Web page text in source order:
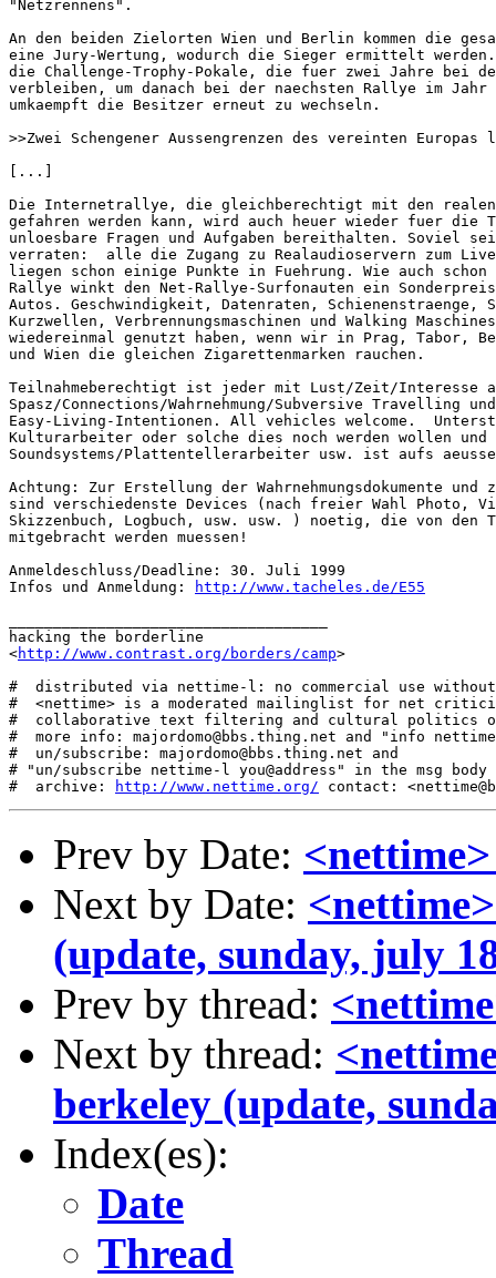
"Netzrennens".
An den beiden Zielorten Wien und Berlin kommen die
eine Jury-Wertung, wodurch die Sieger ermittelt werden.
die Challenge-Trophy-Pokale, die fuer zwei Jahre bei
verbleiben, um danach bei der naechsten Rallye im Jahr
umkaempft die Besitzer erneut zu wechseln.
>>Zwei Schengener Aussengrenzen des vereinten
[...]
Die Internetrallye, die gleichberechtigt mit den realen
gefahren werden kann, wird auch heuer wieder fuer die
unloesbare Fragen und Aufgaben bereithalten. Soviel
verraten:  alle die Zugang zu Realaudioservern zum
liegen schon einige Punkte in Fuehrung. Wie auch
Rallye winkt den Net-Rallye-Surfonauten ein
Autos. Geschwindigkeit, Datenraten, Schienenstraenge,
Kurzwellen, Verbrennungsmaschinen und Walking
wiedereinmal genutzt haben, wenn wir in Prag, Tabor,
und Wien die gleichen Zigarettenmarken rauchen.
Teilnahmeberechtigt ist jeder mit Lust/Zeit/Interesse
Spasz/Connections/Wahrnehmung/Subversive Travelling und
Easy-Living-Intentionen. All vehicles welcome.
Kulturarbeiter oder solche dies noch werden wollen und
Soundsystems/Plattentellerarbeiter usw. ist aufs
Achtung: Zur Erstellung der Wahrnehmungsdokumente und
sind verschiedenste Devices (nach freier Wahl Photo,
Skizzenbuch, Logbuch, usw. usw. ) noetig, die von den
mitgebracht werden muessen!
Anmeldeschluss/Deadline: 30. Juli 1999
Infos und Anmeldung:
http://www.tacheles.de/E55
hacking the borderline
<http://www.contrast.org/borders/camp>
#  distributed via nettime-l: no commercial use
#  <nettime> is a moderated mailinglist for net
#  collaborative text filtering and cultural politics
#  more info: majordomo@bbs.thing.net and "info
#  un/subscribe: majordomo@bbs.thing.net and
# "un/subscribe nettime-l you@address" in the msg body
#  archive:
http://www.nettime.org/
Prev by Date:
Next by Date:
(update, sunday, july
Prev by thread:
Next by thread:
berkeley (update,
Index(es):
Date
Thread